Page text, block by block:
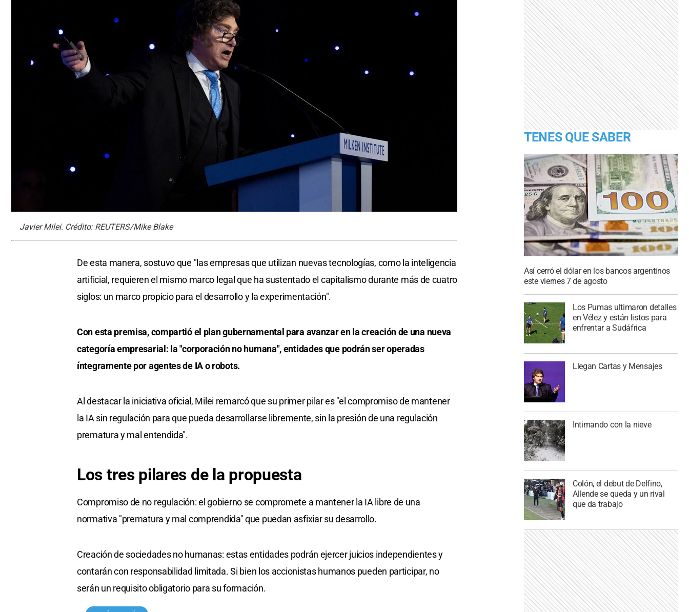
Javier Milei. Crédito: REUTERS/Mike Blake
De esta manera, sostuvo que "las empresas que utilizan nuevas tecnologías, como la inteligencia
artificial, requieren el mismo marco legal que ha sustentado el capitalismo durante más de cuatro
siglos: un marco propicio para el desarrollo y la experimentación".
Con esta premisa, compartió el plan gubernamental para avanzar en la creación de una nueva
categoría empresarial: la "corporación no humana", entidades que podrán ser operadas
íntegramente por agentes de IA o robots.
Al destacar la iniciativa oficial, Milei remarcó que su primer pilar es "el compromiso de mantener
la IA sin regulación para que pueda desarrollarse libremente, sin la presión de una regulación
prematura y mal entendida".
Los tres pilares de la propuesta
Compromiso de no regulación: el gobierno se compromete a mantener la IA libre de una
normativa "prematura y mal comprendida" que puedan asfixiar su desarrollo.
Creación de sociedades no humanas: estas entidades podrán ejercer juicios independientes y
contarán con responsabilidad limitada. Si bien los accionistas humanos pueden participar, no
serán un requisito obligatorio para su formación.
TENES QUE SABER
Así cerró el dólar en los bancos argentinos
este viernes 7 de agosto
Los Pumas ultimaron detalles
en Vélez y están listos para
enfrentar a Sudáfrica
Llegan Cartas y Mensajes
Intimando con la nieve
Colón, el debut de Delfino,
Allende se queda y un rival
que da trabajo